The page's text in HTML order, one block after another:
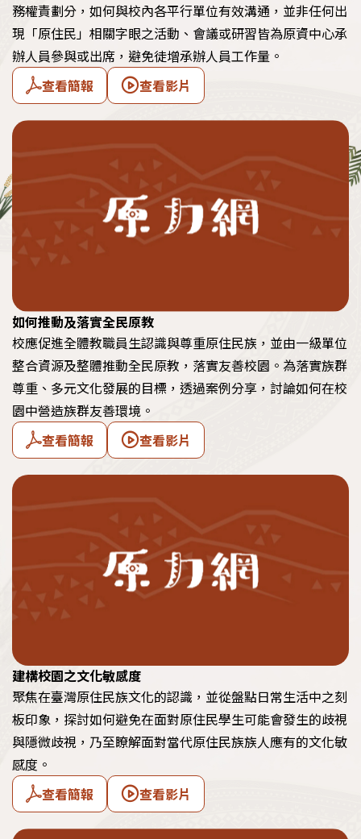
務權責劃分，如何與校內各平行單位有效溝通，並非任何出
現「原住民」相關字眼之活動、會議或研習皆為原資中心承
辦人員參與或出席，避免徒增承辦人員工作量。
查看簡報
查看影片
如何推動及落實全民原教
校應促進全體教職員生認識與尊重原住民族，並由一級單位
整合資源及整體推動全民原教，落實友善校園。為落實族群
尊重、多元文化發展的目標，透過案例分享，討論如何在校
園中營造族群友善環境。
查看簡報
查看影片
建構校園之文化敏感度
聚焦在臺灣原住民族文化的認識，並從盤點日常生活中之刻
板印象，探討如何避免在面對原住民學生可能會發生的歧視
與隱微歧視，乃至瞭解面對當代原住民族族人應有的文化敏
感度。
查看簡報
查看影片